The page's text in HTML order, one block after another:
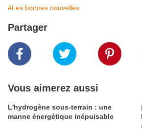
#Les bonnes nouvelles
Partager
Vous aimerez aussi
L'hydrogène sous-terrain : une
manne énergétique inépuisable